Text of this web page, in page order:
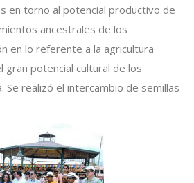
en torno al potencial productivo de
ancestrales de los
en lo referente a la agricultura
gran potencial cultural de los
Se realizó el intercambio de semillas